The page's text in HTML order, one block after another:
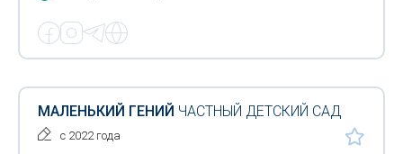
МАЛЕНЬКИЙ ГЕНИЙ ЧАСТНЫЙ ДЕТСКИЙ САД
с 2022 года